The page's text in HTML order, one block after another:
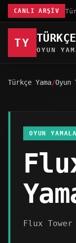
CANLI ARŞIV
TY
OYUN
Türkçe Yama Oyun
OYUN
Flux